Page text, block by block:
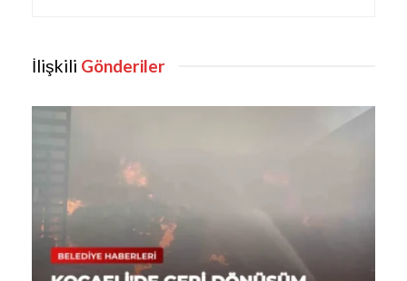
İlişkili Gönderiler